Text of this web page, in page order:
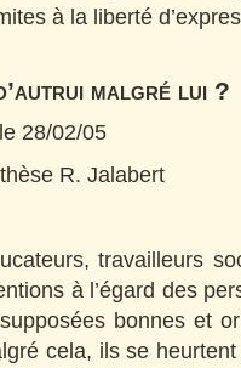
à la liberté
malgré lui ?
28/02/05
R. Jalabert
travailleurs
à l’égard des
bonnes et
cela, ils se